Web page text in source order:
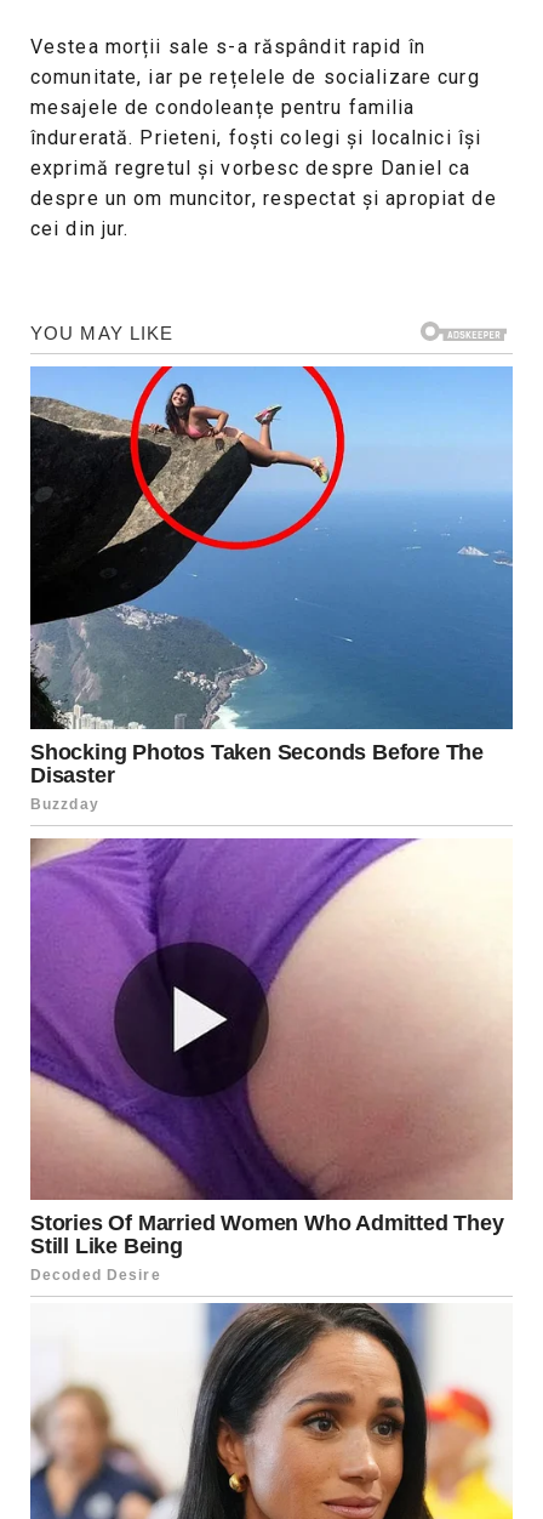
Vestea morții sale s-a răspândit rapid în
comunitate, iar pe rețelele de socializare curg
mesajele de condoleanțe pentru familia
îndurerată. Prieteni, foști colegi și localnici își
exprimă regretul și vorbesc despre Daniel ca
despre un om muncitor, respectat și apropiat de
cei din jur.